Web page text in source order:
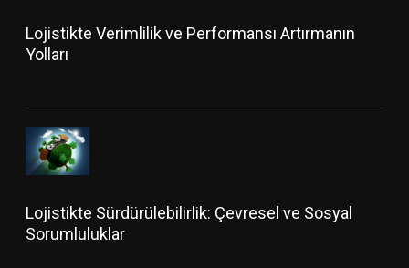
Lojistikte Verimlilik ve Performansı Artırmanın
Yolları
Lojistikte Sürdürülebilirlik: Çevresel ve Sosyal
Sorumluluklar